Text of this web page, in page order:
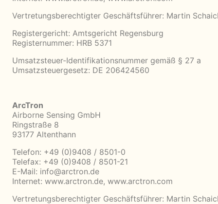
Vertretungsberechtigter Geschäftsführer: Martin
Registergericht: Amtsgericht Regensburg
Registernummer: HRB 5371
Umsatzsteuer-Identifikationsnummer gemäß § 27 a
Umsatzsteuergesetz: DE 206424560
ArcTron
Airborne Sensing GmbH
Ringstraße 8
93177 Altenthann
Telefon: +49 (0)9408 / 8501-0
Telefax: +49 (0)9408 / 8501-21
E-Mail: info@arctron.de
Internet: www.arctron.de, www.arctron.com
Vertretungsberechtigter Geschäftsführer: Martin